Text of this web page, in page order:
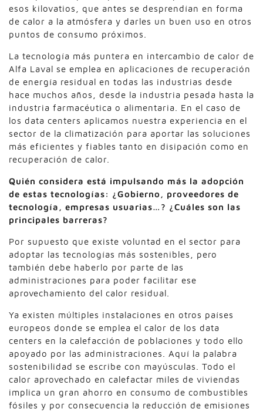
esos kilovatios, que antes se desprendían en forma
de calor a la atmósfera y darles un buen uso en otros
puntos de consumo próximos.
La tecnología más puntera en intercambio de calor de
Alfa Laval se emplea en aplicaciones de recuperación
de energía residual en todas las industrias desde
hace muchos años, desde la industria pesada hasta la
industria farmacéutica o alimentaria. En el caso de
los data centers aplicamos nuestra experiencia en el
sector de la climatización para aportar las soluciones
más eficientes y fiables tanto en disipación como en
recuperación de calor.
Quién considera está impulsando más la adopción
de estas tecnologías: ¿Gobierno, proveedores de
tecnología, empresas usuarias…? ¿Cuáles son las
principales barreras?
Por supuesto que existe voluntad en el sector para
adoptar las tecnologías más sostenibles, pero
también debe haberlo por parte de las
administraciones para poder facilitar ese
aprovechamiento del calor residual.
Ya existen múltiples instalaciones en otros países
europeos donde se emplea el calor de los data
centers en la calefacción de poblaciones y todo ello
apoyado por las administraciones. Aquí la palabra
sostenibilidad se escribe con mayúsculas. Todo el
calor aprovechado en calefactar miles de viviendas
implica un gran ahorro en consumo de combustibles
fósiles y por consecuencia la reducción de emisiones